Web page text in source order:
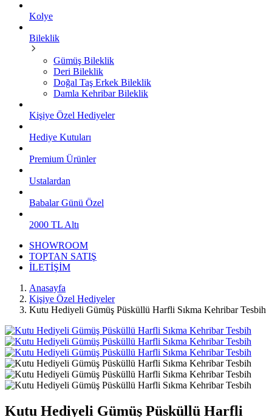
Kolye
Bileklik
Gümüş Bileklik
Deri Bileklik
Doğal Taş Erkek Bileklik
Damla Kehribar Bileklik
Kişiye Özel Hediyeler
Hediye Kutuları
Premium Ürünler
Ustalardan
Babalar Günü Özel
2000 TL Altı
SHOWROOM
TOPTAN SATIŞ
İLETİŞİM
Anasayfa
Kişiye Özel Hediyeler
Kutu Hediyeli Gümüş Püsküllü Harfli Sıkma Kehribar Tesbih
Kutu Hediyeli Gümüş Püsküllü Harfli